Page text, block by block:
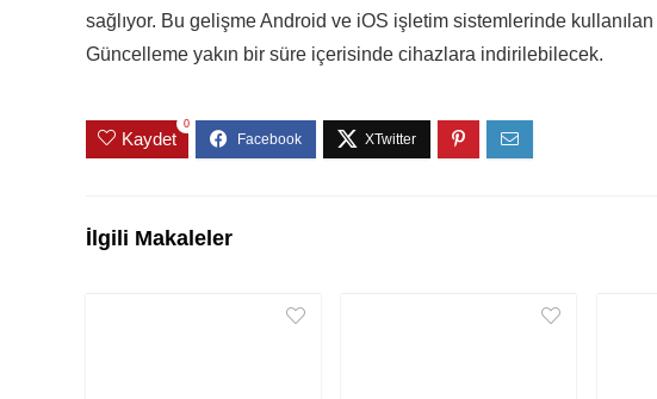
sağlıyor. Bu gelişme Android ve iOS işletim sistemlerinde kullanılan
Güncelleme yakın bir süre içerisinde cihazlara indirilebilecek.
Kaydet
0
İlgili Makaleler